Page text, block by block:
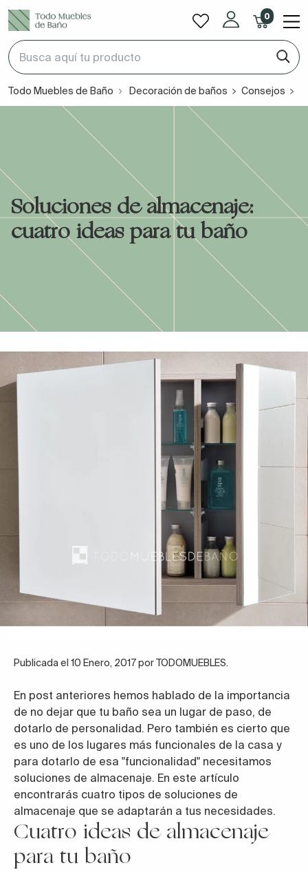
0
Todo Muebles de Baño Decoración de baños Consejos
Soluciones de almacenaje:
cuatro ideas para tu baño
Publicada el 10 Enero, 2017 por TODOMUEBLES.
En post anteriores hemos hablado de la importancia
de no dejar que tu baño sea un lugar de paso, de
dotarlo de personalidad. Pero también es cierto que
es uno de los lugares más funcionales de la casa y
para dotarlo de esa "funcionalidad" necesitamos
soluciones de almacenaje. En este artículo
encontrarás cuatro tipos de soluciones de
almacenaje que se adaptarán a tus necesidades.
Cuatro ideas de almacenaje
para tu baño